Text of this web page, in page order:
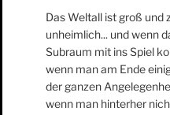
Das Weltall ist groß und
unheimlich... und wenn
Subraum mit ins Spiel
wenn man am Ende
der ganzen
wenn man hinterher